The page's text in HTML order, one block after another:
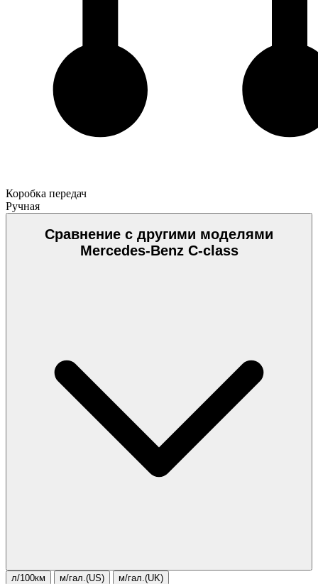
Коробка передач
Ручная
Сравнение с другими моделями
Mercedes-Benz C-class
л/100км м/гал.(US) м/гал.(UK)